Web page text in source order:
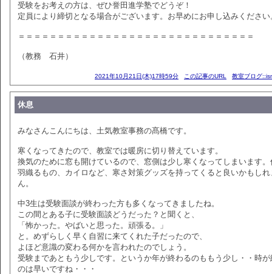
受験をお考えの方は、ぜひ誉田進学塾でどうぞ！
定員により締切となる場合がございます。お早めにお申し込みください
＝＝＝＝＝＝＝＝＝＝＝＝＝＝＝＝＝＝＝＝＝＝＝＝＝＝＝＝＝＝
（教務 石井）
2021年10月21日(木)17時59分 この記事のURL 教室ブログ
休息
みなさんこんにちは、土気教室事務の髙橋です。
寒くなってきたので、教室では暖房に切り替えています。
換気のために窓も開けているので、窓側は少し寒くなってしまいます。
羽織るもの、カイロなど、寒さ対策グッズを持ってくると良いかもしれ
ん。
中3生は受験面談が終わった方も多くなってきましたね。
この間とある子に受験面談どうだった？と聞くと、
「怖かった。やばいと思った。頑張る。」
と。めずらしく早く自習に来てくれた子だったので、
よほど意識の変わる何かを言われたのでしょう。
受験まであともう少しです。というか年が終わるのももう少し・・時が
のは早いですね・・・